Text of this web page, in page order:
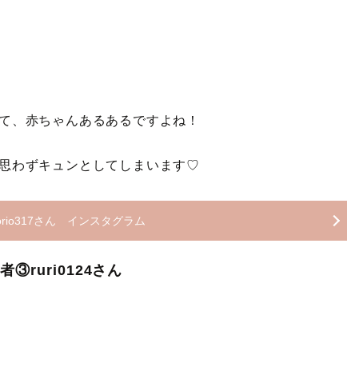
、赤ちゃんあるあるですよね！
わずキュンとしてしまいます♡
さん インスタグラム
者③ruri0124さん